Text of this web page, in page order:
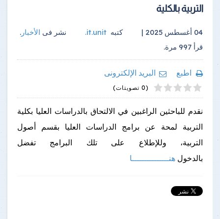
التربية بالكلية
04 أغسطس 2025 | كتبه it.unit
. نشر فى الأخبار .
قرأ 997 مرة.
اطبع
البريد الإلكترونى
1
2
3
4
5 (0 تصويتات)
نقدم للباحثين الراغبين في الالتحاق بالدراسات العليا بكلية
التربية لمحة عن برامج الدراسات العليا بقسم أصول
التربية، وللإطلاع على تلك البرامج تفضل
بالدخول هنـــــــــــــــا